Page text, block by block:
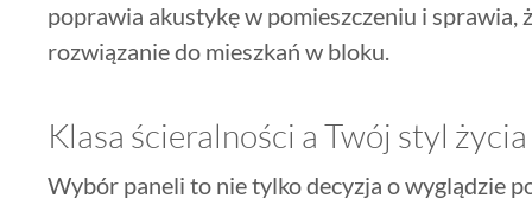
poprawia akustykę w pomieszczeniu i sprawia,
rozwiązanie do mieszkań w bloku.
Klasa ścieralności a Twój styl życia
Wybór paneli to nie tylko decyzja o wyglądzie